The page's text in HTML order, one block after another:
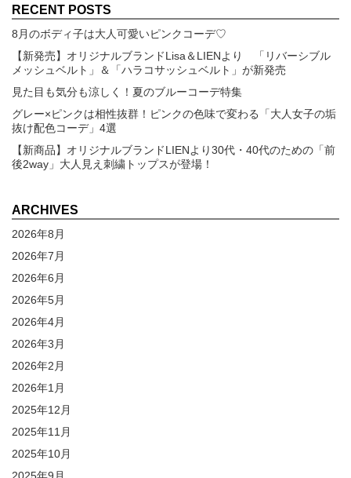
RECENT POSTS
8月のボディ子は大人可愛いピンクコーデ♡
【新発売】オリジナルブランドLisa＆LIENより 「リバーシブル
メッシュベルト」＆「ハラコサッシュベルト」が新発売
見た目も気分も涼しく！夏のブルーコーデ特集
グレー×ピンクは相性抜群！ピンクの色味で変わる「大人女子の垢
抜け配色コーデ」4選
【新商品】オリジナルブランドLIENより30代・40代のための「前
後2way」大人見え刺繍トップスが登場！
ARCHIVES
2026年8月
2026年7月
2026年6月
2026年5月
2026年4月
2026年3月
2026年2月
2026年1月
2025年12月
2025年11月
2025年10月